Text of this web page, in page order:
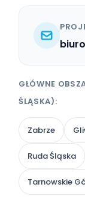
GŁÓWNE
ŚLĄSKA):
Zabrze
Ruda Śląska
Tarnowskie